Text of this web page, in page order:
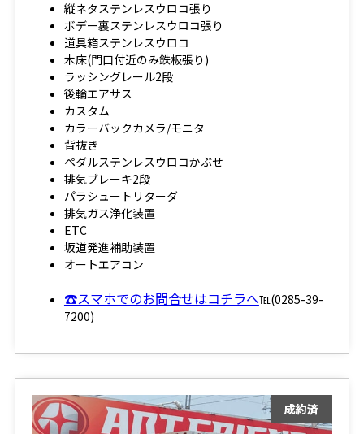
縦ネタステンレスウロコ張り
ボデー裏ステンレスウロコ張り
道具箱ステンレスウロコ
木床(門口付近のみ鉄板張り)
ラッシングレール2段
後輪エアサス
カスタム
カラーバックカメラ/モニタ
背抜き
ペダルステンレスウロコかぶせ
排気ブレーキ2段
パラシュートリターダ
排気ガス浄化装置
ETC
坂道発進補助装置
オートエアコン
☎スマホでのお問合せはコチラへ℡(0285-39-
7200)